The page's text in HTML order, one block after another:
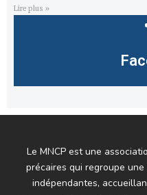
Lire plus »
Le MNCP est une
précaires qui regroupe
indépendantes,